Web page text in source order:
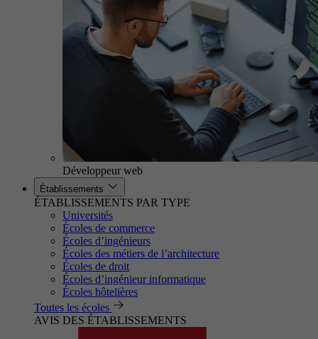
Développeur web
Établissements
ÉTABLISSEMENTS PAR TYPE
Universités
Écoles de commerce
Écoles d’ingénieurs
Écoles des métiers de l’architecture
Écoles de droit
Écoles d’ingénieur informatique
Écoles hôtelières
Toutes les écoles
AVIS DES ÉTABLISSEMENTS